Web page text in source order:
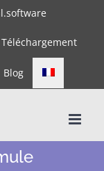
Téléchargement
Blog